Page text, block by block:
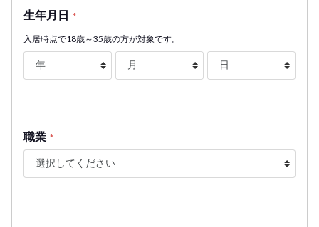
生年月日 *
入居時点で18歳～35歳の方が対象です。
職業 *